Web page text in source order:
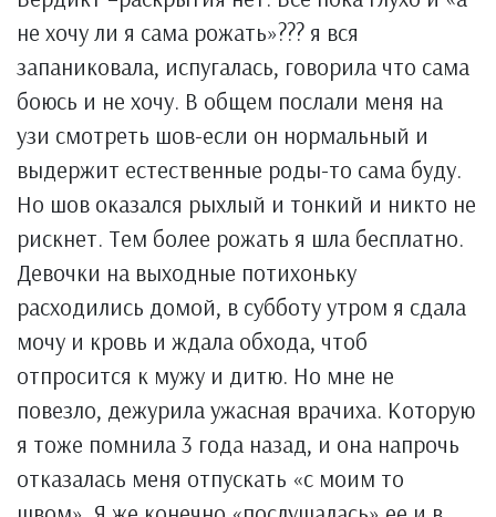
не хочу ли я сама рожать»??? я вся
запаниковала, испугалась, говорила что сама
боюсь и не хочу. В общем послали меня на
узи смотреть шов-если он нормальный и
выдержит естественные роды-то сама буду.
Но шов оказался рыхлый и тонкий и никто не
рискнет. Тем более рожать я шла бесплатно.
Девочки на выходные потихоньку
расходились домой, в субботу утром я сдала
мочу и кровь и ждала обхода, чтоб
отпросится к мужу и дитю. Но мне не
повезло, дежурила ужасная врачиха. Которую
я тоже помнила 3 года назад, и она напрочь
отказалась меня отпускать «с моим то